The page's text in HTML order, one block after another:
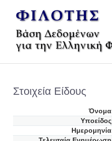
Στοιχεία Είδους
Όνομα
Υποείδος
Ημερομηνία